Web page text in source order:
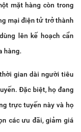
mặt hàng còn trong
mại điện tử trở thành
lên kế hoạch cẩn
hàng.
gian dài người tiêu
Đặc biệt, họ đang
trực tuyến này và họ
các ưu đãi, giảm giá